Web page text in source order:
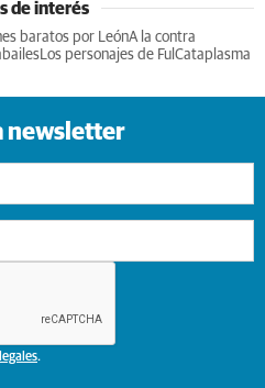
de interés
baratos por LeónA la contra
Los personajes de Ful Cataplasma
newsletter
.